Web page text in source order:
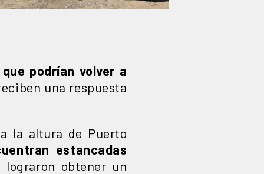
podrían volver a
una respuesta
la altura de Puerto
estancadas
obtener un